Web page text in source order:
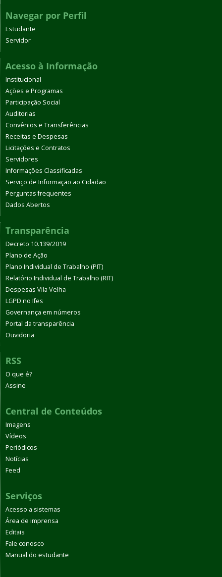
Navegar por Perfil
Estudante
Servidor
Acesso à Informação
Institucional
Ações e Programas
Participação Social
Auditorias
Convênios e Transferências
Receitas e Despesas
Licitações e Contratos
Servidores
Informações Classificadas
Serviço de Informação ao Cidadão
Perguntas frequentes
Dados Abertos
Transparência
Decreto 10.139/2019
Plano de Ação
Plano Individual de Trabalho (PIT)
Relatório Individual de Trabalho (RIT)
Despesas Vila Velha
LGPD no Ifes
Governança em números
Portal da transparência
Ouvidoria
RSS
O que é?
Assine
Central de Conteúdos
Imagens
Vídeos
Periódicos
Notícias
Feed
Serviços
Acesso a sistemas
Área de imprensa
Editais
Fale conosco
Manual do estudante